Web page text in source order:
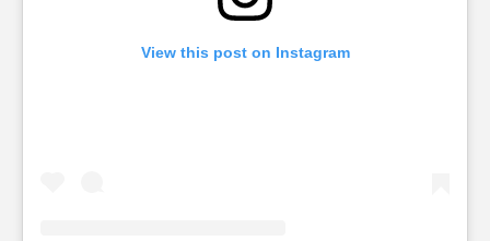
View this post on Instagram